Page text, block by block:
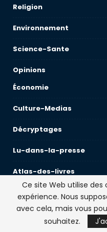
Religion
Environnement
Science-Sante
Opinions
Économie
Culture-Medias
Décryptages
Lu-dans-la-presse
Atlas-des-livres
Les-indiscrets
Web TV
Ce site Web utilise
expérience. Nous
avec cela, mais vous
souhaitez.